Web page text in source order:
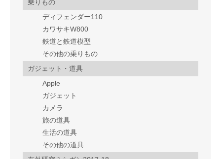
乗りもの
ディフェンダー110
カワサキW800
鉄道と鉄道模型
その他の乗りもの
ガジェット・道具
Apple
ガジェット
カメラ
旅の道具
生活の道具
その他の道具